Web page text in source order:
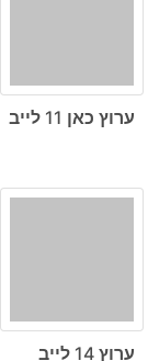
ערוץ כאן 11 לייב
ערוץ 14 לייב